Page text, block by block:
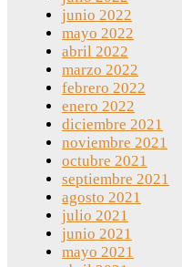
junio 2022
mayo 2022
abril 2022
marzo 2022
febrero 2022
enero 2022
diciembre 2021
noviembre 2021
octubre 2021
septiembre 2021
agosto 2021
julio 2021
junio 2021
mayo 2021